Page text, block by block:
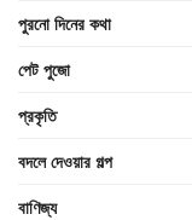
পুরনো দিনের কথা
পেট পুজো
প্রকৃতি
বদলে দেওয়ার গল্প
বাণিজ্য